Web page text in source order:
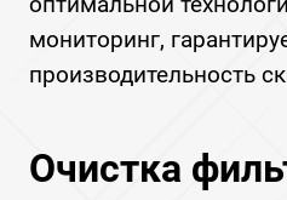
мониторинг,
производительность
Очистка